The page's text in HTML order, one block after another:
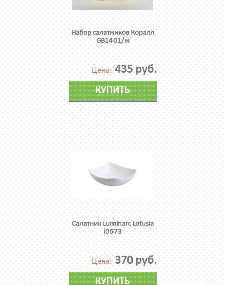
Набор салатников Коралл
GB1401/ж
Цена: 435 руб.
КУПИТЬ
Салатник Luminarc Lotusia
l0673
Цена: 370 руб.
КУПИТЬ